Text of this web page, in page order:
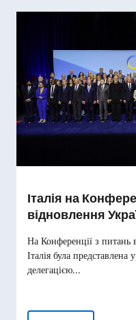
Італія на
відновлення
На Конференції з питань
Італія була
делегацією...